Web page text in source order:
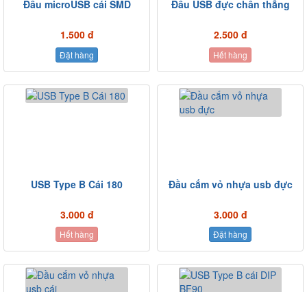
Đầu microUSB cái SMD
1.500 đ
Đặt hàng
Đầu USB đực chân thẳng
2.500 đ
Hết hàng
USB Type B Cái 180
3.000 đ
Hết hàng
Đầu cắm vỏ nhựa usb đực
3.000 đ
Đặt hàng